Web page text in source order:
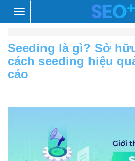
navigation
Seeding là gì? Sở
cách seeding hiệu
cáo